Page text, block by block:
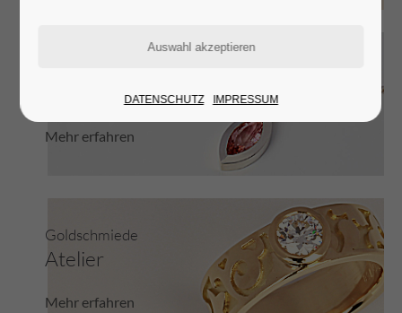
Mehr erfahren
Goldschmiede
Atelier
Mehr erfahren
DATENSCHUTZ IMPRESSUM